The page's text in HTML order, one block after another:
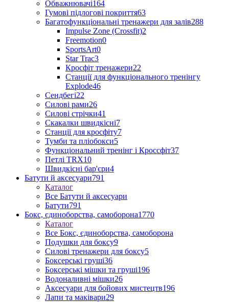
Обважнювачі164
Гумові підлогові покриття63
Багатофункціональні тренажери для залів288
Impulse Zone (Crossfit)2
Freemotion0
SportsArt0
Star Trac3
Кросфіт тренажери22
Станції для функціонального тренінгу
Explode46
Сендбегі22
Силові рами26
Силові стрічки41
Скакалки швидкісні7
Станції для кросфіту7
Тумби та пліобокси5
Функціональний тренінг і Кроссфіт37
Петлі TRX10
Швидкісні бар'єри4
Батути й аксесуари791
Каталог
Все Батути й аксесуари
Батути791
Бокс, єдиноборства, самоборона1770
Каталог
Все Бокс, єдиноборства, самоборона
Подушки для боксу9
Силові тренажери для боксу5
Боксерські груші36
Боксерські мішки та груші196
Водоналивні мішки26
Аксесуари для бойових мистецтв196
Лапи та маківари29